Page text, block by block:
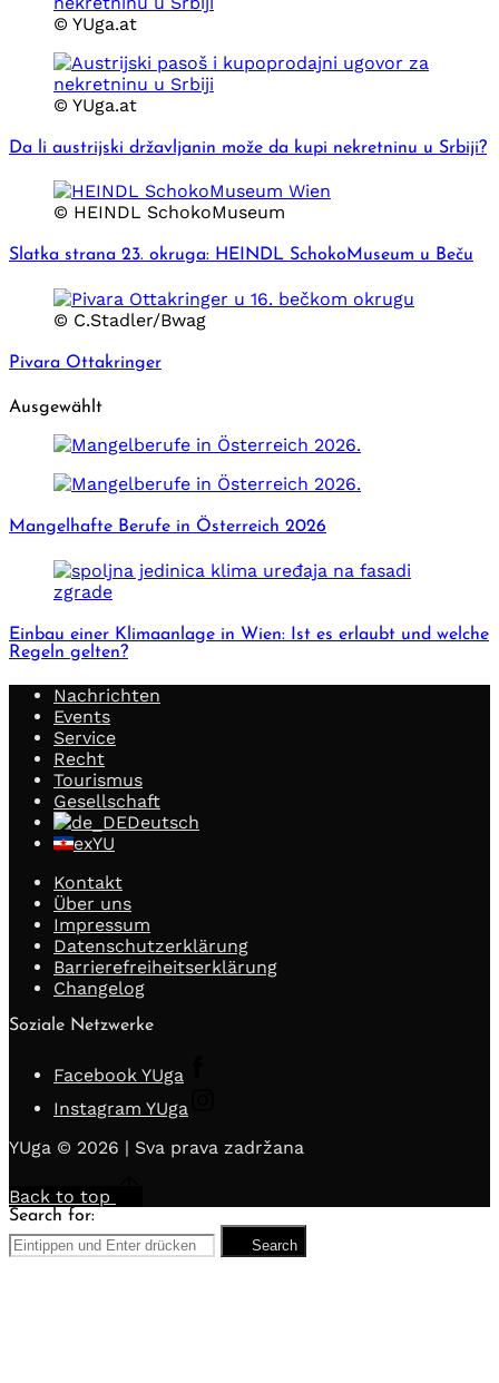
© YUga.at
© YUga.at
Da li austrijski državljanin može da kupi nekretninu u Srbiji?
© HEINDL SchokoMuseum
Slatka strana 23. okruga: HEINDL SchokoMuseum u Beču
© C.Stadler/Bwag
Pivara Ottakringer
Ausgewählt
Mangelhafte Berufe in Österreich 2026
Einbau einer Klimaanlage in Wien: Ist es erlaubt und welche
Regeln gelten?
Nachrichten
Events
Service
Recht
Tourismus
Gesellschaft
Deutsch
exYU
Kontakt
Über uns
Impressum
Datenschutzerklärung
Barrierefreiheitserklärung
Changelog
Soziale Netzwerke
Facebook YUga
Instagram YUga
YUga © 2026 | Sva prava zadržana
Back to top
Search for:
Search